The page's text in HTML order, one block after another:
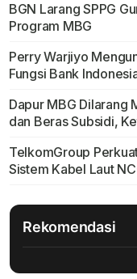
BGN Larang SPPG
Program MBG
Perry Warjiyo
Fungsi Bank
Dapur MBG Dilarang
dan Beras Subsidi,
TelkomGroup
Sistem Kabel Laut
Rekomendasi